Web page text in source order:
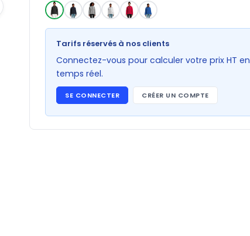
Tarifs réservés à nos clients
Connectez-vous pour calculer votre prix HT en
temps réel.
SE CONNECTER CRÉER UN COMPTE